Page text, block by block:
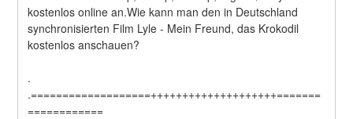
kostenlos online an.Wie kann man den in Deutschland
synchronisierten Film Lyle - Mein Freund, das Krokodil
kostenlos anschauen?
.
.===================++++++++++++++++++++=======
============